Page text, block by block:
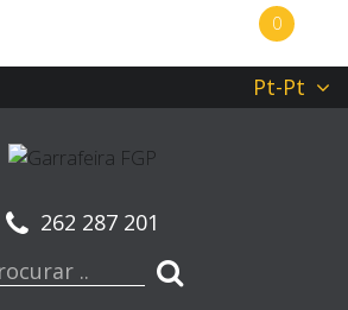
0
Pt-Pt
262 287 201